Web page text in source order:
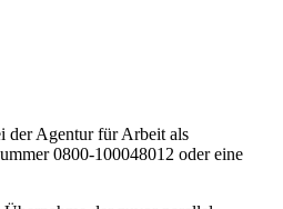
der Agentur für Arbeit als
0800-100048012 oder eine